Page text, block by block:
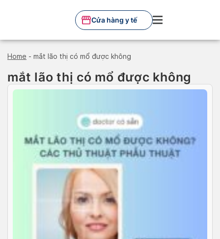
Cửa hàng y tế
Home - mắt lão thị có mổ được không
mắt lão thị có mổ được không